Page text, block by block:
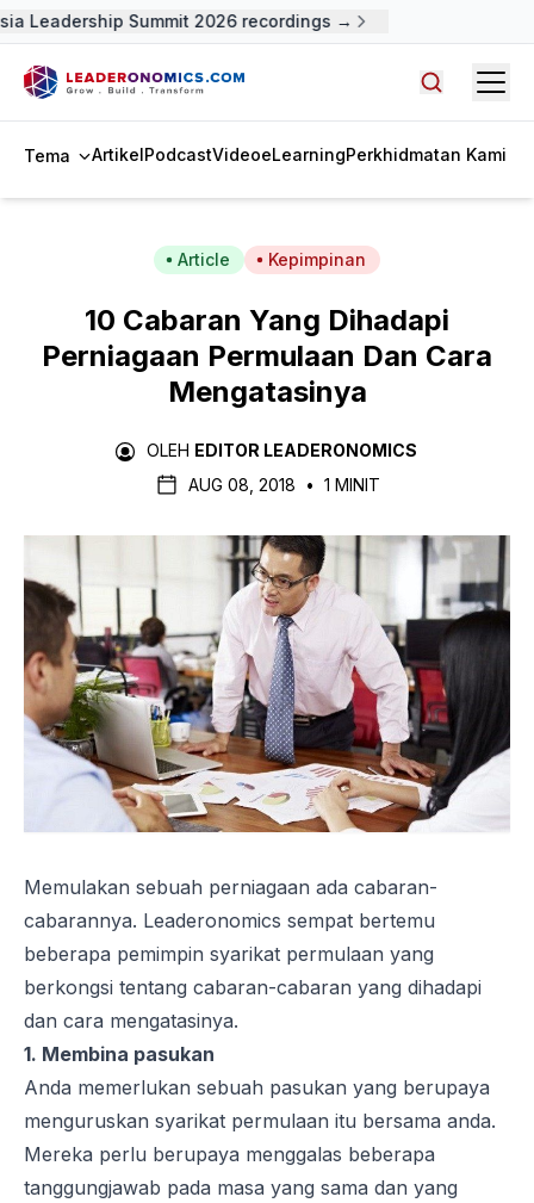
Leadership Summit 2026 recordings →
Tema ArtikelPodcastVideoeLearningPerkhidmatan Kami
Article Kepimpinan
10 Cabaran Yang Dihadapi
Perniagaan Permulaan Dan Cara
Mengatasinya
OLEH EDITOR LEADERONOMICS
AUG 08, 2018
• 1 MINIT
Memulakan sebuah perniagaan ada cabaran-
cabarannya. Leaderonomics sempat bertemu
beberapa pemimpin syarikat permulaan yang
berkongsi tentang cabaran-cabaran yang dihadapi
dan cara mengatasinya.
1. Membina pasukan
Anda memerlukan sebuah pasukan yang berupaya
menguruskan syarikat permulaan itu bersama anda.
Mereka perlu berupaya menggalas beberapa
tanggungjawab pada masa yang sama dan yang